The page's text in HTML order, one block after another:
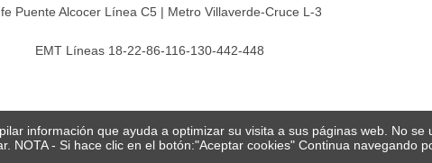
Puente Alcocer Línea C5 | Metro Villaverde-Cruce L-3
EMT Líneas 18-22-86-116-130-442-448
información que ayuda a optimizar su visita a sus páginas web. No
- Si hace clic en el botón:"Aceptar cookies" Continua navegando